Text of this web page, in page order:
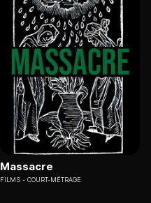
Massacre
FILMS COURT-MÉTRAGE